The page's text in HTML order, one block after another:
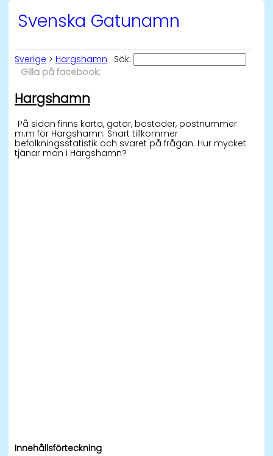
Svenska Gatunamn
Sverige > Hargshamn
Sök:
Gilla på facebook:
Hargshamn
På sidan finns karta, gator, bostäder, postnummer
m.m för Hargshamn. Snart tillkommer
befolkningsstatistik och svaret på frågan: Hur mycket
tjänar man i Hargshamn?
Innehållsförteckning